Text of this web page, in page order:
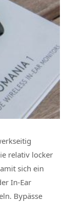
relativ locker
sich ein
In-Ear
Bypässe